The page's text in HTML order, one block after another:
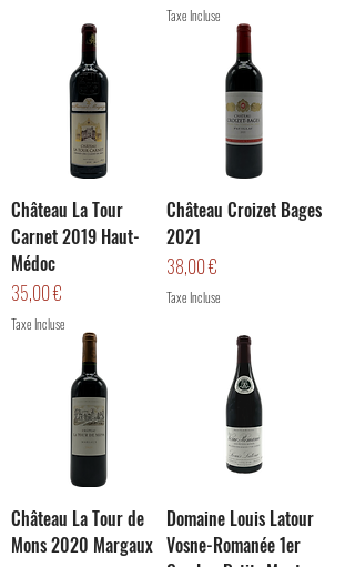
Taxe Incluse
Château La Tour
Carnet 2019 Haut-
Médoc
Prix
35,00 €
Taxe Incluse
Château Croizet Bages
2021
Prix
38,00 €
Taxe Incluse
Château La Tour de
Mons 2020 Margaux
Domaine Louis Latour
Vosne-Romanée 1er